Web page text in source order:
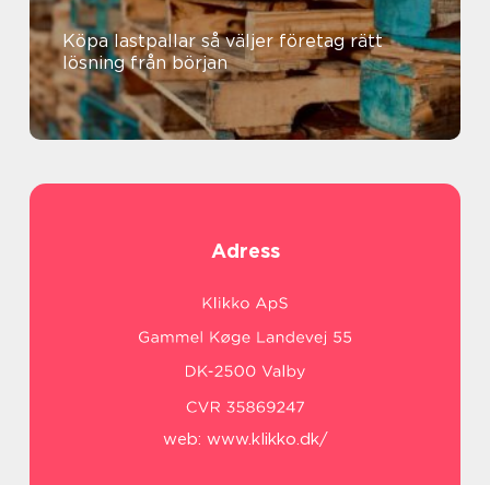
Köpa lastpallar så väljer företag rätt
lösning från början
Adress
web: www.klikko.dk/